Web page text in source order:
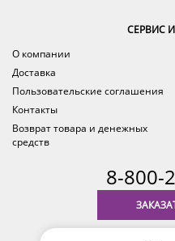
СЕРВИС
О компании
Доставка
Пользовательские соглашения
Контакты
Возврат товара и денежных
средств
8-800-